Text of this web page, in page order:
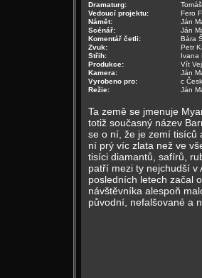
Dramaturg:
Vedoucí projektu:
Fero
Námět:
Ján
Scénář:
Ján
Komentář četli:
Bára
Zvuk:
Petr
Střih:
Ivana
Produkce:
Vít
Kamera:
Ján
Vyrobeno pro:
c
Režie:
Ján
Ta země se jmenuje
totiž současný název
se o ní, že je zemí tisíců
ní prý víc zlata než ve
tisíci diamantů, safírů,
patří mezi ty nejchudší v
posledních letech začal
návštěvníka alespoň
původní, nefalšované a